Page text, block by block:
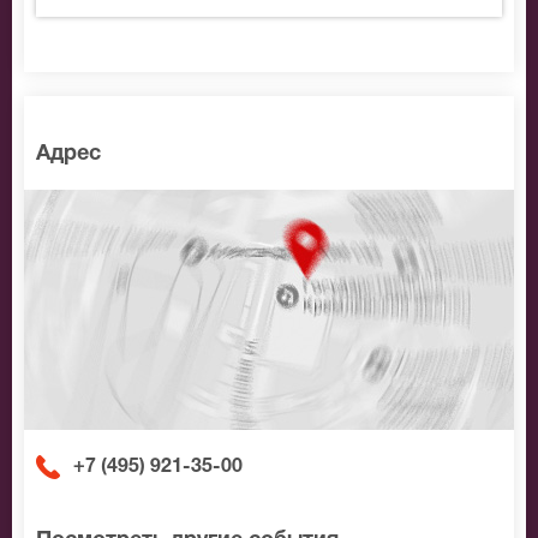
Адрес
+7 (495) 921-35-00